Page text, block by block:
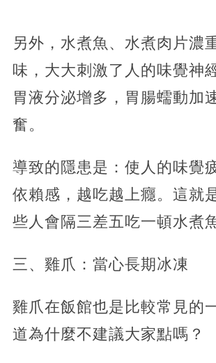
另外，水煮魚、水煮肉片濃
味，大大刺激了人的味覺神
胃液分泌增多，胃腸蠕動加
奮。
導致的隱患是：使人的味覺
依賴感，越吃越上癮。這就
些人會隔三差五吃一頓水煮
三、雞爪：當心長期冰凍
雞爪在飯館也是比較常見的
道為什麼不建議大家點嗎？